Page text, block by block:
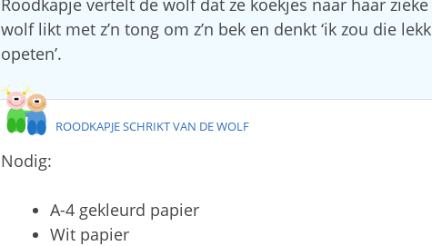
wolf likt met z’n tong om z’n bek en denkt ‘ik zou die
opeten’.
ROODKAPJE SCHRIKT VAN DE WOLF
Nodig:
A-4 gekleurd papier
Wit papier